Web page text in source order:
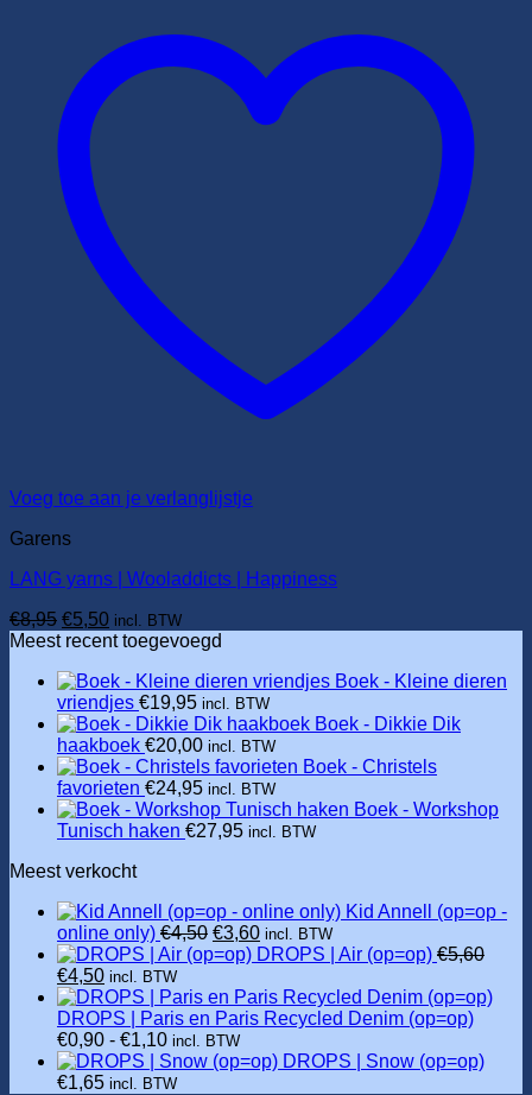
Voeg toe aan je verlanglijstje
Garens
LANG yarns | Wooladdicts | Happiness
€8,95 Oorspronkelijke
prijs
€8,95.
€5,50Huidige
prijs
€5,50.
incl. BTW
Meest recent toegevoegd
Boek - Kleine dieren
vriendjes €19,95 incl. BTW
Boek - Dikkie Dik
haakboek €20,00 incl. BTW
Boek - Christels
favorieten €24,95 incl. BTW
Boek - Workshop
Tunisch haken €27,95 incl. BTW
Meest verkocht
Kid Annell (op=op -
online only) €4,50 Oorspronkelijke
prijs
€4,50.
€3,60Huidige
prijs
€3,60.
incl. BTW
DROPS | Air (op=op) €5,60
Oorspronkelijke
prijs
was:
€5,60.
€4,50Huidige
prijs
is:
€4,50.
incl. BTW
DROPS | Paris en Paris Recycled Denim (op=op)
€0,90 - €1,10Prijsklasse:
€0,90
tot
incl. BTW
DROPS | Snow (op=op)
€1,65 incl. BTW